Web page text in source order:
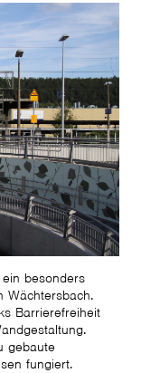
besonders
Wächtersbach.
Barrierefreiheit
gebaute
fungiert.